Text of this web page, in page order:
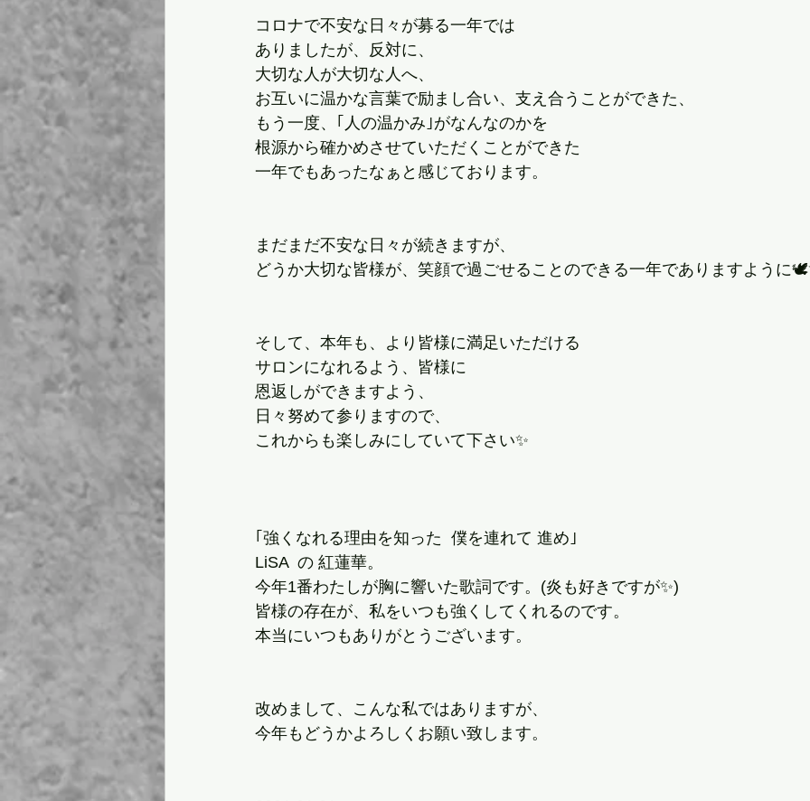
コロナで不安な日々が募る一年では
ありましたが、反対に、
大切な人が大切な人へ、
お互いに温かな言葉で励まし合い、支え合うことができた、
もう一度、｢人の温かみ｣がなんなのかを
根源から確かめさせていただくことができた
一年でもあったなぁと感じております。
まだまだ不安な日々が続きますが、
どうか大切な皆様が、笑顔で過ごせることのできる一年でありますように
そして、本年も、より皆様に満足いただける
サロンになれるよう、皆様に
恩返しができますよう、
日々努めて参りますので、
これからも楽しみにしていて下さい✨
｢強くなれる理由を知った  僕を連れて 進め｣
LiSA  の 紅蓮華。
今年1番わたしが胸に響いた歌詞です。(炎も好きですが✨)
皆様の存在が、私をいつも強くしてくれるのです。
本当にいつもありがとうございます。
改めまして、こんな私ではありますが、
今年もどうかよろしくお願い致します。